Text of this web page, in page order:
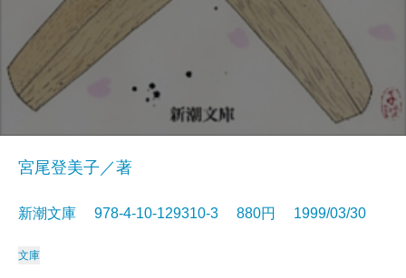
宮尾登美子／著
新潮文庫 978-4-10-129310-3 880円 1999/03/30
文庫